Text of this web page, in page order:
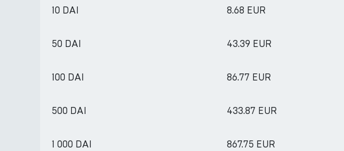
10 DAI 8.68 EUR
50 DAI 43.39 EUR
100 DAI 86.77 EUR
500 DAI 433.87 EUR
1 000 DAI 867.75 EUR